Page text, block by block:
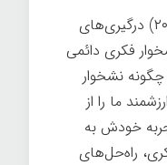
(۲۰۲۰) درگیری‌های
فکری دائمی
نشخوار
ما را از
خودش به
راه‌حل‌های